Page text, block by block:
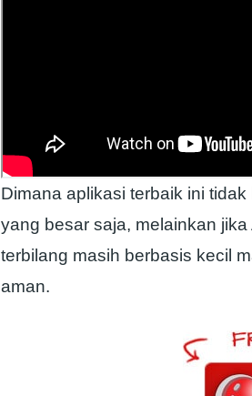
Dimana aplikasi terbaik ini
yang besar saja, melainkan
terbilang masih berbasis kecil
aman.